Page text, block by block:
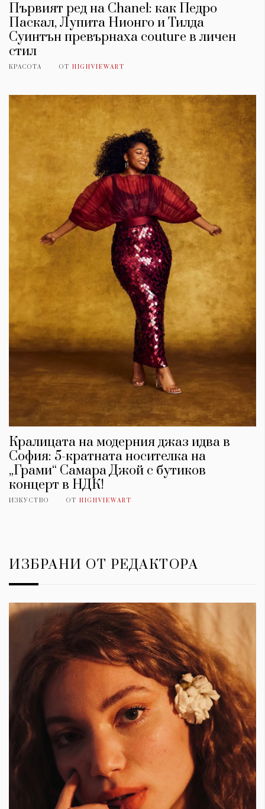
Първият ред на Chanel: как Педро
Паскал, Лупита Нионго и Тилда
Суинтън превърнаха couture в личен
стил
КРАСОТА ОТ HIGHVIEWART
Кралицата на модерния джаз идва в
София: 5-кратната носителка на
„Грами“ Самара Джой с бутиков
концерт в НДК!
ИЗКУСТВО ОТ HIGHVIEWART
ИЗБРАНИ ОТ РЕДАКТОРА